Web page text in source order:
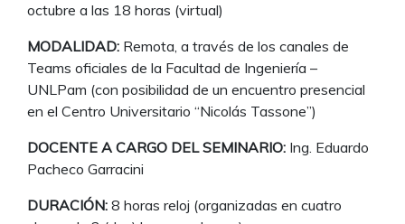
octubre a las 18 horas (virtual)
MODALIDAD: Remota, a través de los canales de
Teams oficiales de la Facultad de Ingeniería –
UNLPam (con posibilidad de un encuentro presencial
en el Centro Universitario “Nicolás Tassone”)
DOCENTE A CARGO DEL SEMINARIO: Ing. Eduardo
Pacheco Garracini
DURACIÓN: 8 horas reloj (organizadas en cuatro